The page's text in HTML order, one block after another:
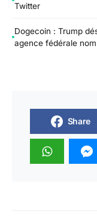
Twitter
Dogecoin : Trump
agence fédérale
Share